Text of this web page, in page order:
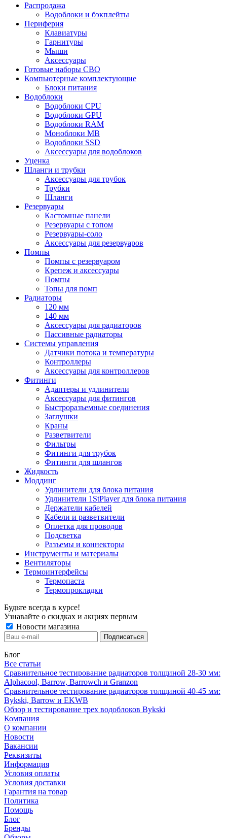
Распродажа
Водоблоки и бэкплейты
Периферия
Клавиатуры
Гарнитуры
Мыши
Аксессуары
Готовые наборы СВО
Компьютерные комплектующие
Блоки питания
Водоблоки
Водоблоки CPU
Водоблоки GPU
Водоблоки RAM
Моноблоки MB
Водоблоки SSD
Аксессуары для водоблоков
Уценка
Шланги и трубки
Аксессуары для трубок
Трубки
Шланги
Резервуары
Кастомные панели
Резервуары с топом
Резервуары-соло
Аксессуары для резервуаров
Помпы
Помпы с резервуаром
Крепеж и аксессуары
Помпы
Топы для помп
Радиаторы
120 мм
140 мм
Аксессуары для радиаторов
Пассивные радиаторы
Системы управления
Датчики потока и температуры
Контроллеры
Аксессуары для контроллеров
Фитинги
Адаптеры и удлинители
Аксессуары для фитингов
Быстроразъемные соединения
Заглушки
Краны
Разветвители
Фильтры
Фитинги для трубок
Фитинги для шлангов
Жидкость
Моддинг
Удлинители для блока питания
Удлинители 1StPlayer для блока питания
Держатели кабелей
Кабели и разветвители
Оплетка для проводов
Подсветка
Разъемы и коннекторы
Инструменты и материалы
Вентиляторы
Термоинтерфейсы
Термопаста
Термопрокладки
Будьте всегда в курсе!
Узнавайте о скидках и акциях первым
Новости магазина
Блог
Все статьи
Сравнительное тестирование радиаторов толщиной 28-30 мм:
Alphacool, Barrow, Barrowch и Granzon
Сравнительное тестирование радиаторов толщиной 40-45 мм:
Bykski, Barrow и EKWB
Обзор и тестирование трех водоблоков Bykski
Компания
О компании
Новости
Вакансии
Реквизиты
Информация
Условия оплаты
Условия доставки
Гарантия на товар
Политика
Помощь
Блог
Бренды